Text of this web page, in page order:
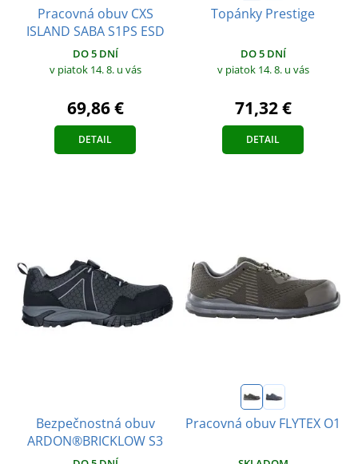
Pracovná obuv CXS
ISLAND SABA S1PS ESD
DO 5 DNÍ
v piatok 14. 8. u vás
69,86 €
DETAIL
Topánky Prestige
DO 5 DNÍ
v piatok 14. 8. u vás
71,32 €
DETAIL
Bezpečnostná obuv
ARDON®BRICKLOW S3
Pracovná obuv FLYTEX O1